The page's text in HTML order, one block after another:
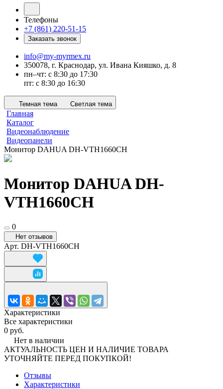
Телефоны
+7 (861) 220-51-15
Заказать звонок
info@my-myrmex.ru
350078, г. Краснодар, ул. Ивана Кияшко, д. 8
пн–чт: с 8:30 до 17:30
пт: с 8:30 до 16:30
Темная тема Светлая тема
Главная
Каталог
Видеонаблюдение
Видеопанели
Монитор DAHUA DH-VTH1660CH
Монитор DAHUA DH-
VTH1660CH
0
Нет отзывов
Арт. DH-VTH1660CH
Характеристики
Все характеристики
0 руб.
Нет в наличии
АКТУАЛЬНОСТЬ ЦЕН И НАЛИЧИЕ ТОВАРА
УТОЧНЯЙТЕ ПЕРЕД ПОКУПКОЙ!
Отзывы
Характеристики